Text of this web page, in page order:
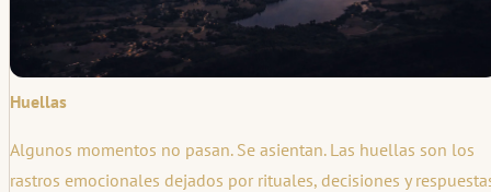
Huellas
Algunos momentos no pasan. Se asientan. Las huellas son los
rastros emocionales dejados por rituales, decisiones y